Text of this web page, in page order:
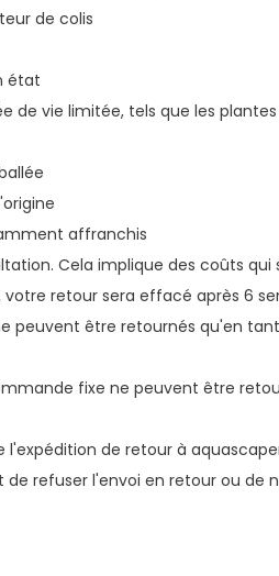
de colis
état
de vie limitée, tels que les
affranchis
Cela implique des coûts qui
retour sera effacé après 6
peuvent être retournés qu'en
fixe ne peuvent être
l'expédition de retour à
refuser l'envoi en retour ou de